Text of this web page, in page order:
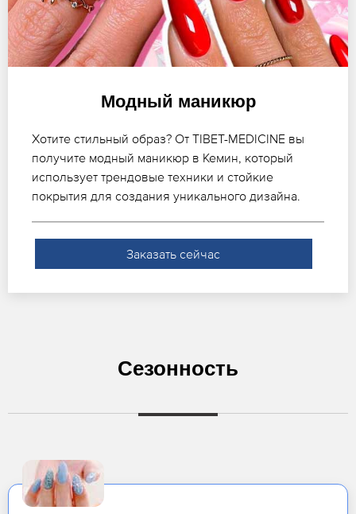
Модный маникюр
Хотите стильный образ? От TIBET-MEDICINE вы
получите модный маникюр в Кемин, который
использует трендовые техники и стойкие
покрытия для создания уникального дизайна.
Заказать сейчас
Сезонность